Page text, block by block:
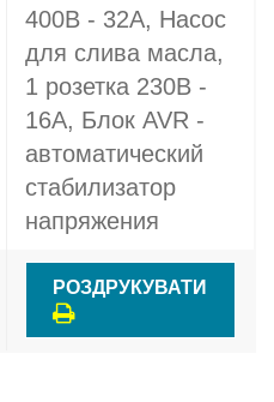
400В - 32A, Насос
для слива масла,
1 розетка 230В -
16A, Блок AVR -
автоматический
стабилизатор
напряжения
РОЗДРУКУВАТИ